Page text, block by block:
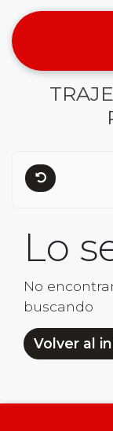
Lo
No
buscando
Volver al